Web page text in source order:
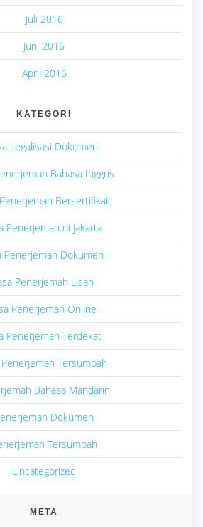
Juli 2016
Juni 2016
April 2016
KATEGORI
Legalisasi Dokumen
Bahasa Inggris
Penerjemah Bersertifikat
Penerjemah di Jakarta
Penerjemah Dokumen
Penerjemah Lisan
Penerjemah Online
Penerjemah Terdekat
Penerjemah Tersumpah
Bahasa Mandarin
Dokumen
Tersumpah
Uncategorized
META